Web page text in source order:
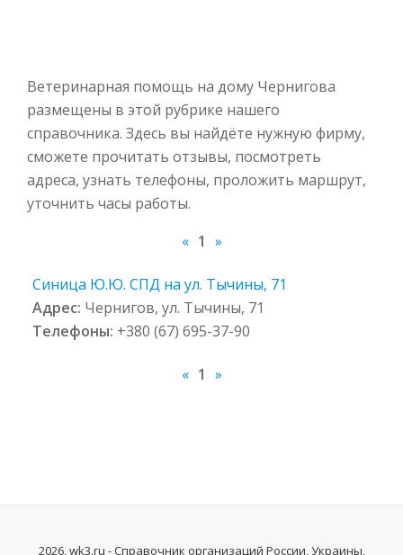
Ветеринарная помощь на дому Чернигова
размещены в этой рубрике нашего
справочника. Здесь вы найдёте нужную фирму,
сможете прочитать отзывы, посмотреть
адреса, узнать телефоны, проложить маршрут,
уточнить часы работы.
« 1 »
Синица Ю.Ю. СПД на ул. Тычины, 71
Адрес: Чернигов, ул. Тычины, 71
Телефоны: +380 (67) 695-37-90
« 1 »
2026, wk3.ru - Справочник организаций России, Украины,